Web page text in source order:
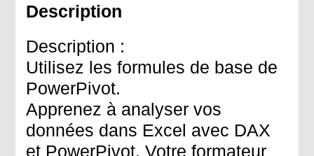
Description
Description :
Utilisez les formules de base de
PowerPivot.
Apprenez à analyser vos
données dans Excel avec DAX
et PowerPivot. Votre formateur